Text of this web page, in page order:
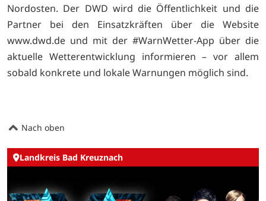
Nordosten. Der DWD wird die Öffentlichkeit und die
Partner bei den Einsatzkräften über die Website
www.dwd.de und mit der #WarnWetter-App über die
aktuelle Wetterentwicklung informieren – vor allem
sobald konkrete und lokale Warnungen möglich sind.
Nach oben
Landkreis Bad Kreuznach